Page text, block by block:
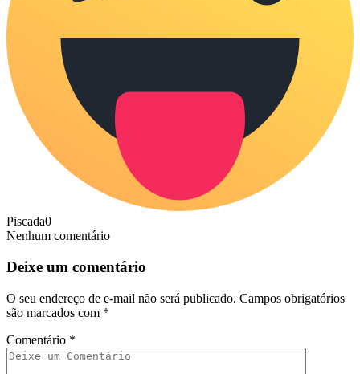
Piscada0
Nenhum comentário
Deixe um comentário
O seu endereço de e-mail não será publicado. Campos obrigatórios
são marcados com *
Comentário *